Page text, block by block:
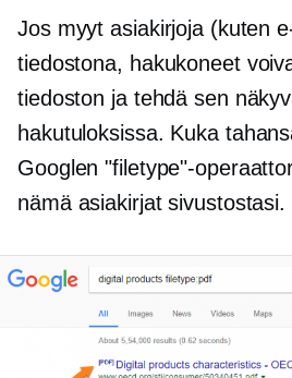
Jos myyt asiakirjoja (kuten
tiedostona, hakukoneet
tiedoston ja tehdä sen
hakutuloksissa. Kuka
Googlen "filetype"-
nämä asiakirjat sivustostasi.